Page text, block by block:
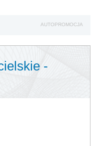
AUTOPROMOCJA
-